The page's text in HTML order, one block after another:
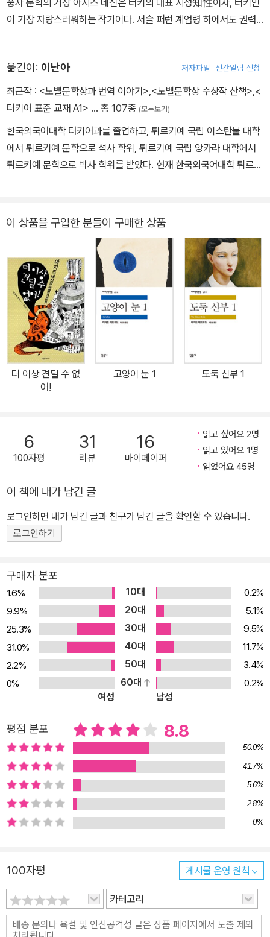
풍자 문학의 거장 아지즈 네신은 터키의 대표 지성知性이자, 터키인
이 가장 자랑스러워하는 작가이다. 서슬 퍼런 계엄령 하에서도 권력
받고 있다. 그의 수많은 작품들은 영어, 독어, 프랑스어, 러시아어를
비롯해서 34개국 언어로 번역되었고, 이탈리아, 러시아, 루미나아,
불가리아 등에서 세계적인 권위를 자랑하는 풍자 문학상을 휩쓸기도
재단’을 설립했으며, 1995년 사망 후 유언에 따라 그의 작품에서 발
생되는 모든 인세가 이 재단에 기부되고 있다. 국내에 소개된 작품으
로는 《생사불명 야샤르》《제이넵의 비밀 편지》《당나귀는 당나귀답
옮긴이: 이난아 저자파일 신간알림 신청
최근작 : <노벨문학상과 번역 이야기>,<노벨문학상 수상작 산책>,<
터키어 표준 교재 A1> … 총 107종 (모두보기)
한국외국어대학 터키어과를 졸업하고, 튀르키예 국립 이스탄불 대학
에서 튀르키예 문학으로 석사 학위, 튀르키예 국립 앙카라 대학에서
튀르키예 문학으로 박사 학위를 받았다. 현재 한국외국어대학 튀르키
하의 『나는 나를 파괴할 권리가 있다』 등 여섯 편의 한국 문학 작품을
이의 전작 『피욘: 친구 감시자』를 우리말로 옮겼다.
이 상품을 구입한 분들이 구매한 상품
더 이상 견딜 수 없
어!
고양이 눈 1 도둑 신부 1
6
100자평
31
리뷰
16
마이페이퍼
읽고 싶어요 2명
읽고 있어요 1명
읽었어요 45명
이 책에 내가 남긴 글
로그인하면 내가 남긴 글과 친구가 남긴 글을 확인할 수 있습니다.
로그인하기
구매자 분포
1.6% 10대
0.2%
9.9%
20대
5.1%
25.3%
30대
9.5%
31.0%
40대
11.7%
2.2%
50대
3.4%
0%
60대
0.2%
여성
남성
평점 분포 8.8
50.0%
41.7%
5.6%
2.8%
0%
100자평 게시물 운영 원칙
카테고리